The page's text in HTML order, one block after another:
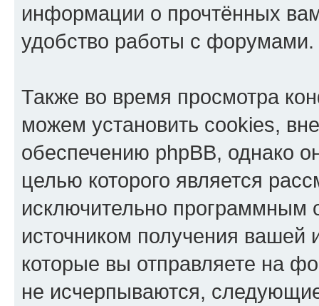
информации о прочтённых
удобство работы с форумами.
Также во время просмотра
можем установить cookies,
обеспечению phpBB, однако
целью которого является
исключительно программным
источником получения
которые вы отправляете на
не исчерпываются,